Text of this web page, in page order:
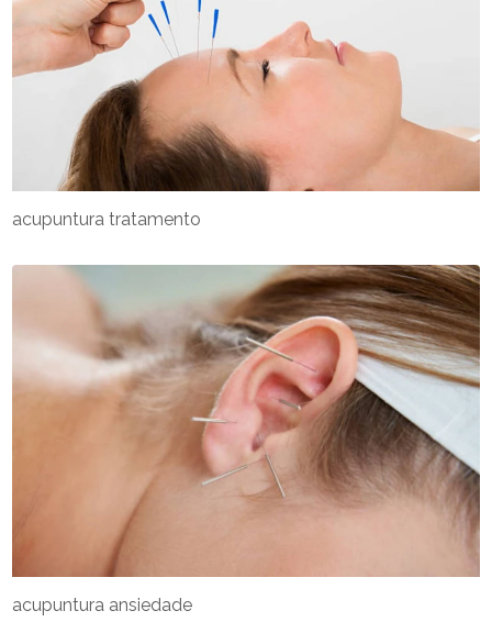
acupuntura ansiedade
acupuntura tratamento